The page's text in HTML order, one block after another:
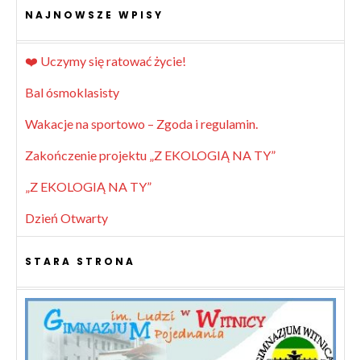
NAJNOWSZE WPISY
❤️ Uczymy się ratować życie!
Bal ósmoklasisty
Wakacje na sportowo – Zgoda i regulamin.
Zakończenie projektu „Z EKOLOGIĄ NA TY”
„Z EKOLOGIĄ NA TY”
Dzień Otwarty
STARA STRONA